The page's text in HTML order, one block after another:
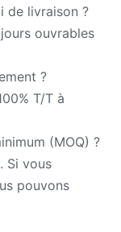
de livraison ?
ouvrables
?
T/T à
(MOQ) ?
Si vous
pouvons